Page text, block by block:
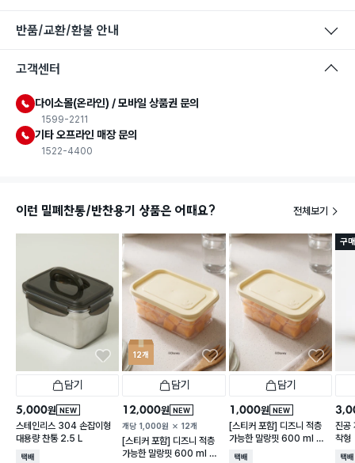
반품/교환/환불 안내
고객센터
다이소몰(온라인) / 모바일 상품권 문의
1599-2211
기타 오프라인 매장 문의
1522-4400
이런 밀폐찬통/반찬용기 상품은 어때요? 전체보기
담기
NEW
5,000원
스테인리스 304 손잡이형
대용량 찬통 2.5 L
택배배송
12개
담기
NEW
12,000원
개당 1,000원 12개
[스티커 포함] 디즈니 적층
가능한 말랑핏 600 ml 아
담기
NEW
1,000원
[스티커 포함] 디즈니 적층
가능한 말랑핏 600 ml 아
택배배송
구
진공
착형
택배